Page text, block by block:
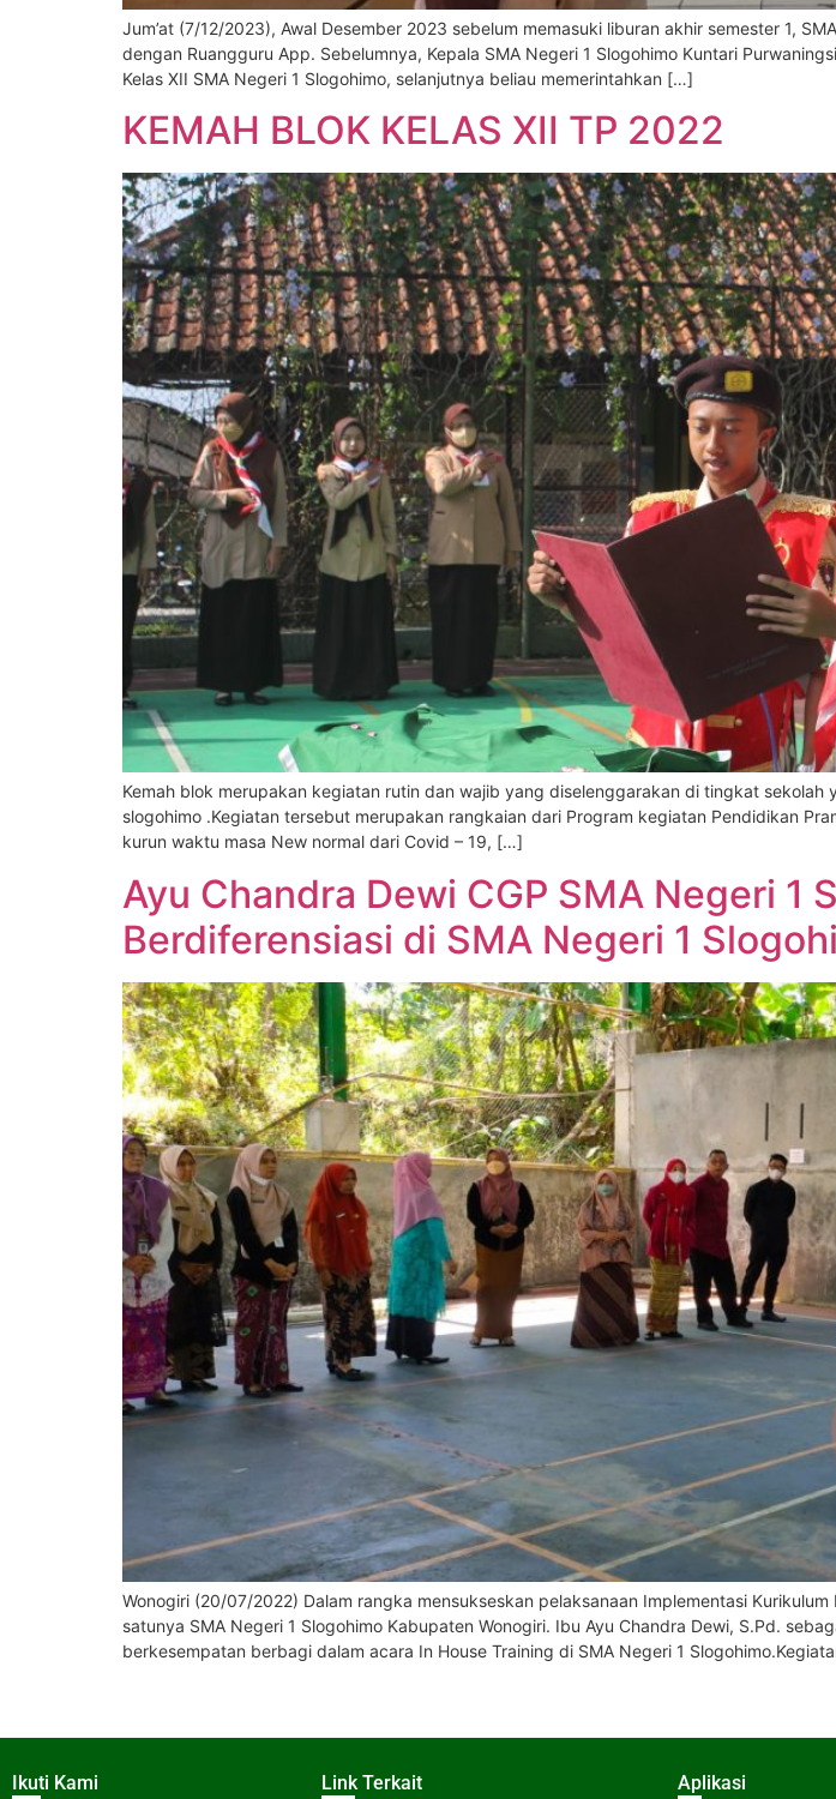
Jum’at (7/12/2023), Awal Desember 2023 sebelum memasuki liburan akhir semester 1,
dengan Ruangguru App. Sebelumnya, Kepala SMA Negeri 1 Slogohimo Kuntari
Kelas XII SMA Negeri 1 Slogohimo, selanjutnya beliau memerintahkan […]
KEMAH BLOK KELAS XII TP 2022
Kemah blok merupakan kegiatan rutin dan wajib yang diselenggarakan di tingkat
slogohimo .Kegiatan tersebut merupakan rangkaian dari Program kegiatan Pendidikan
kurun waktu masa New normal dari Covid – 19, […]
Ayu Chandra Dewi CGP SMA Negeri 1
Berdiferensiasi di SMA Negeri 1
Wonogiri (20/07/2022) Dalam rangka mensukseskan pelaksanaan Implementasi
satunya SMA Negeri 1 Slogohimo Kabupaten Wonogiri. Ibu Ayu Chandra Dewi, S.Pd.
berkesempatan berbagi dalam acara In House Training di SMA Negeri 1
Ikuti Kami Link Terkait Aplikasi